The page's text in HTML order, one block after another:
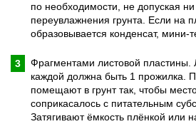
по необходимости, не допуская
переувлажнения грунта. Если на
образовывается конденсат, мини-
Фрагментами листовой пластины.
каждой должна быть 1 прожилка.
помещают в грунт так, чтобы
соприкасалось с питательным
Затягивают ёмкость плёнкой или